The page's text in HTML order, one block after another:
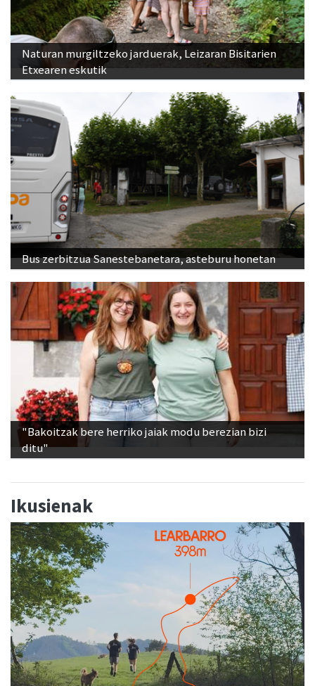
Naturan murgiltzeko jarduerak, Leizaran Bisitarien
Etxearen eskutik
Bus zerbitzua Sanestebanetara, asteburu honetan
"Bakoitzak bere herriko jaiak modu berezian bizi
ditu"
Ikusienak